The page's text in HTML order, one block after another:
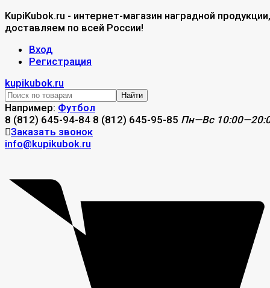
KupiKubok.ru - интернет-магазин наградной продукции,
доставляем по всей России!
Вход
Регистрация
kupikubok.ru
Найти
Например: Футбол
8 (812) 645-94-84 8 (812) 645-95-85 Пн—Вс
Заказать звонок
info@kupikubok.ru